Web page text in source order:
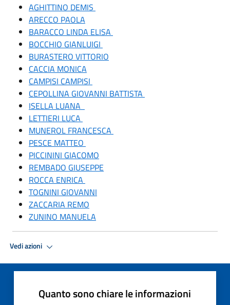
AGHITTINO DEMIS
ARECCO PAOLA
BARACCO LINDA ELISA
BOCCHIO GIANLUIGI
BURASTERO VITTORIO
CACCIA MONICA
CAMPISI CAMPISI
CEPOLLINA GIOVANNI BATTISTA
ISELLA LUANA
LETTIERI LUCA
MUNEROL FRANCESCA
PESCE MATTEO
PICCININI GIACOMO
REMBADO GIUSEPPE
ROCCA ENRICA
TOGNINI GIOVANNI
ZACCARIA REMO
ZUNINO MANUELA
Vedi azioni
Quanto sono chiare le informazioni